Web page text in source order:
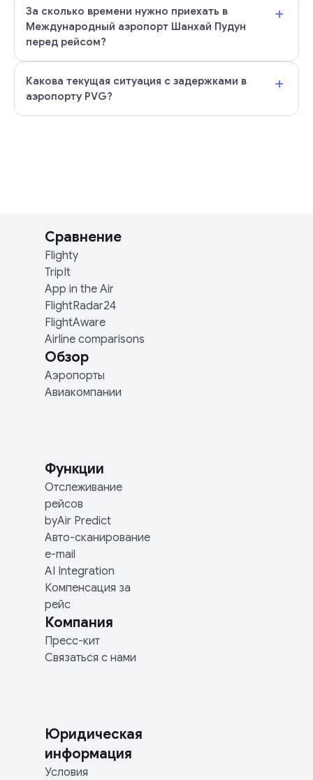
За сколько времени нужно приехать в
Международный аэропорт Шанхай Пудун
перед рейсом?
+
Какова текущая ситуация с задержками в
аэропорту PVG?
+
Сравнение
Flighty
TripIt
App in the Air
FlightRadar24
FlightAware
Airline comparisons
Обзор
Аэропорты
Авиакомпании
Функции
Отслеживание
рейсов
byAir Predict
Авто-сканирование
e-mail
AI Integration
Компенсация за
рейс
Компания
Пресс-кит
Связаться с нами
Юридическая
информация
Условия